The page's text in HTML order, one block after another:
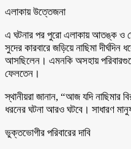
এলাকায় উত্তেজনা
এ ঘটনার পর পুরো এলাকায় আতঙ্ক ও
সুদের কারবারে জড়িয়ে নাছিমা দীর্ঘদিন
আসছিলেন। এমনকি অসহায়
ফেলতেন।
স্থানীয়রা জানান, “আজ যদি নাছিমার
ধরনের ঘটনা আরও ঘটবে। সাধারণ
ভুক্তভোগীর পরিবারের দাবি